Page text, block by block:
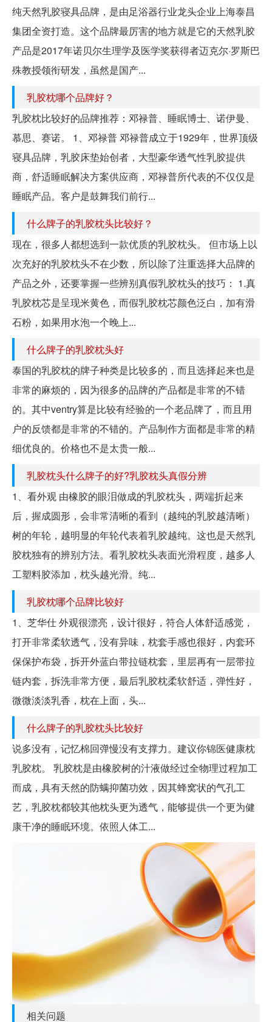
纯天然乳胶寝具品牌，是由足浴器行业龙头企业上海泰昌
集团全资打造。这个品牌最厉害的地方就是它的天然乳胶
产品是2017年诺贝尔生理学及医学奖获得者迈克尔·罗斯巴
殊教授领衔研发，虽然是国产...
乳胶枕哪个品牌好？
乳胶枕比较好的品牌推荐：邓禄普、睡眠博士、诺伊曼、
慕思、赛诺。 1、邓禄普 邓禄普成立于1929年，世界顶级
寝具品牌，乳胶床垫始创者，大型豪华透气性乳胶提供
商，舒适睡眠解决方案供应商，邓禄普所代表的不仅仅是
睡眠产品。客户是鼓舞我们前行...
什么牌子的乳胶枕头比较好？
现在，很多人都想选到一款优质的乳胶枕头。 但市场上以
次充好的乳胶枕头不在少数，所以除了注重选择大品牌的
产品之外，还要掌握一些辨别真假乳胶枕头的技巧： 1.真
乳胶枕芯是呈现米黄色，而假乳胶枕芯颜色泛白，加有滑
石粉，如果用水泡一个晚上...
什么牌子的乳胶枕头好
泰国的乳胶枕的牌子种类是比较多的，而且选择起来也是
非常的麻烦的，因为很多的品牌的产品都是非常的不错
的。其中ventry算是比较有经验的一个老品牌了，而且用
户的反馈都是非常的不错的。产品制作方面都是非常的精
细优良的。价格也不是太贵一般...
乳胶枕头什么牌子的好?乳胶枕头真假分辨
1、看外观 由橡胶的眼泪做成的乳胶枕头，两端折起来
后，握成圆形，会非常清晰的看到（越纯的乳胶越清晰）
树的年轮，越明显的年轮代表着乳胶越纯。这也是天然乳
胶枕独有的辨别方法。看乳胶枕头表面光滑程度，越多人
工塑料胶添加，枕头越光滑。纯...
乳胶枕哪个品牌比较好
1、芝华仕 外观很漂亮，设计很好，符合人体舒适感觉，
打开非常柔软透气，没有异味，枕套手感也很好，内套环
保保护布袋，拆开外蓝白带拉链枕套，里层再有一层带拉
链内套，拆洗非常方便，最后乳胶枕柔软舒适，弹性好，
微微淡淡乳香，枕在上面，头...
什么牌子的乳胶枕头比较好
说多没有，记忆棉回弹慢没有支撑力。建议你锦医健康枕
乳胶枕。 乳胶枕是由橡胶树的汁液做经过全物理过程加工
而成，具有天然的防螨抑菌功效，因其蜂窝状的气孔工
艺，乳胶枕都较其他枕头更为透气，能够提供一个更为健
康干净的睡眠环境。依照人体工...
相关问题